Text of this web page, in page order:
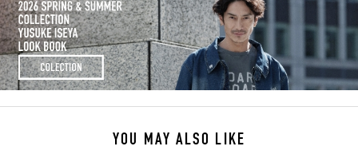
YOU MAY ALSO LIKE